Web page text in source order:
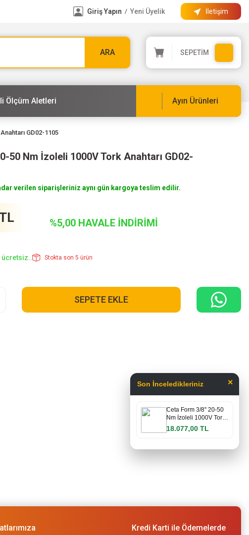
Giriş Yapın / Yeni Üyelik İletişim
ARA SEPETİM
Ölçüm Aletleri Ayın Ürünleri
GD02-1105
50 Nm İzoleli 1000V Tork Anahtarı GD02-
verilen siparişleriniz aynı gün kargoya teslim edilir.
%5,00 HAVALE İNDİRİMİ
ücretsiz.. Stokta son 5 ürün
SEPETE EKLE
Kredi Karti ile Ödemelerde
Son İnceledikleriniz ×
Ceta Form 3/8'' 20-50
Nm İzoleli 1000V Tor…
18.077,00 TL